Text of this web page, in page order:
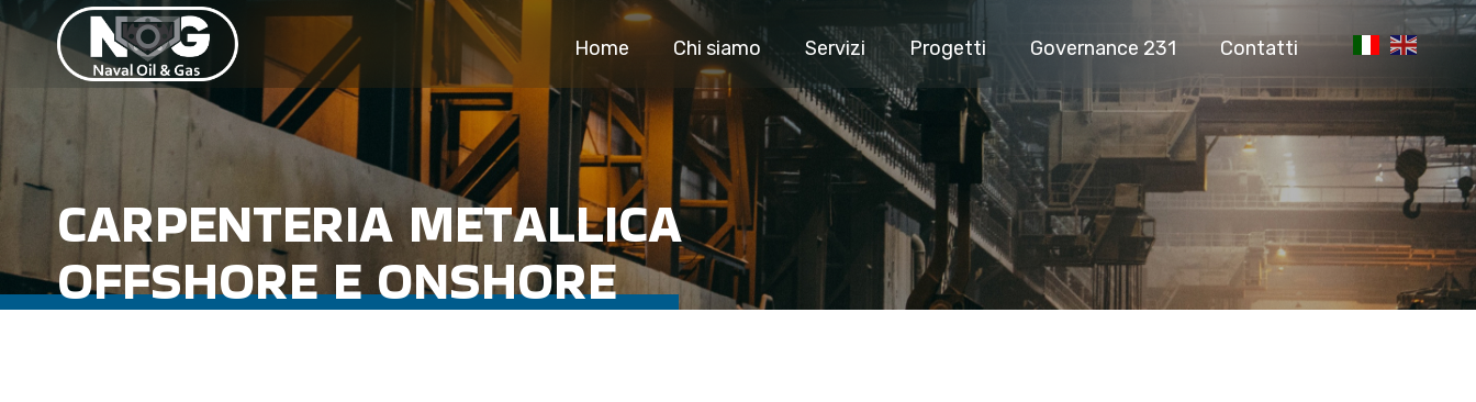
Home Chi siamo Servizi Progetti Governance 231 Contatti
CARPENTERIA METALLICA
OFFSHORE E ONSHORE